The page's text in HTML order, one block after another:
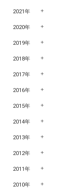
2021年
2020年
2019年
2018年
2017年
2016年
2015年
2014年
2013年
2012年
2011年
2010年